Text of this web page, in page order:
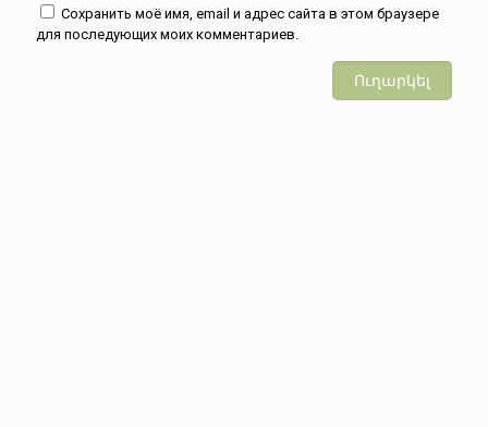
Сохранить моё имя, email и адрес сайта в этом браузере
для последующих моих комментариев.